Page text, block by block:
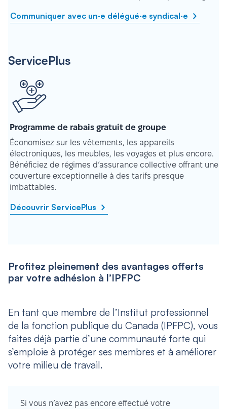
Communiquer avec un·e délégué·e syndical·e
ServicePlus
Programme de rabais gratuit de groupe
Économisez sur les vêtements, les appareils
électroniques, les meubles, les voyages et plus encore.
Bénéficiez de régimes d’assurance collective offrant une
couverture exceptionnelle à des tarifs presque
imbattables.
Découvrir ServicePlus
Profitez pleinement des avantages offerts
par votre adhésion à l’IPFPC
En tant que membre de l’Institut professionnel
de la fonction publique du Canada (IPFPC), vous
faites déjà partie d’une communauté forte qui
s’emploie à protéger ses membres et à améliorer
votre milieu de travail.
Si vous n’avez pas encore effectué votre